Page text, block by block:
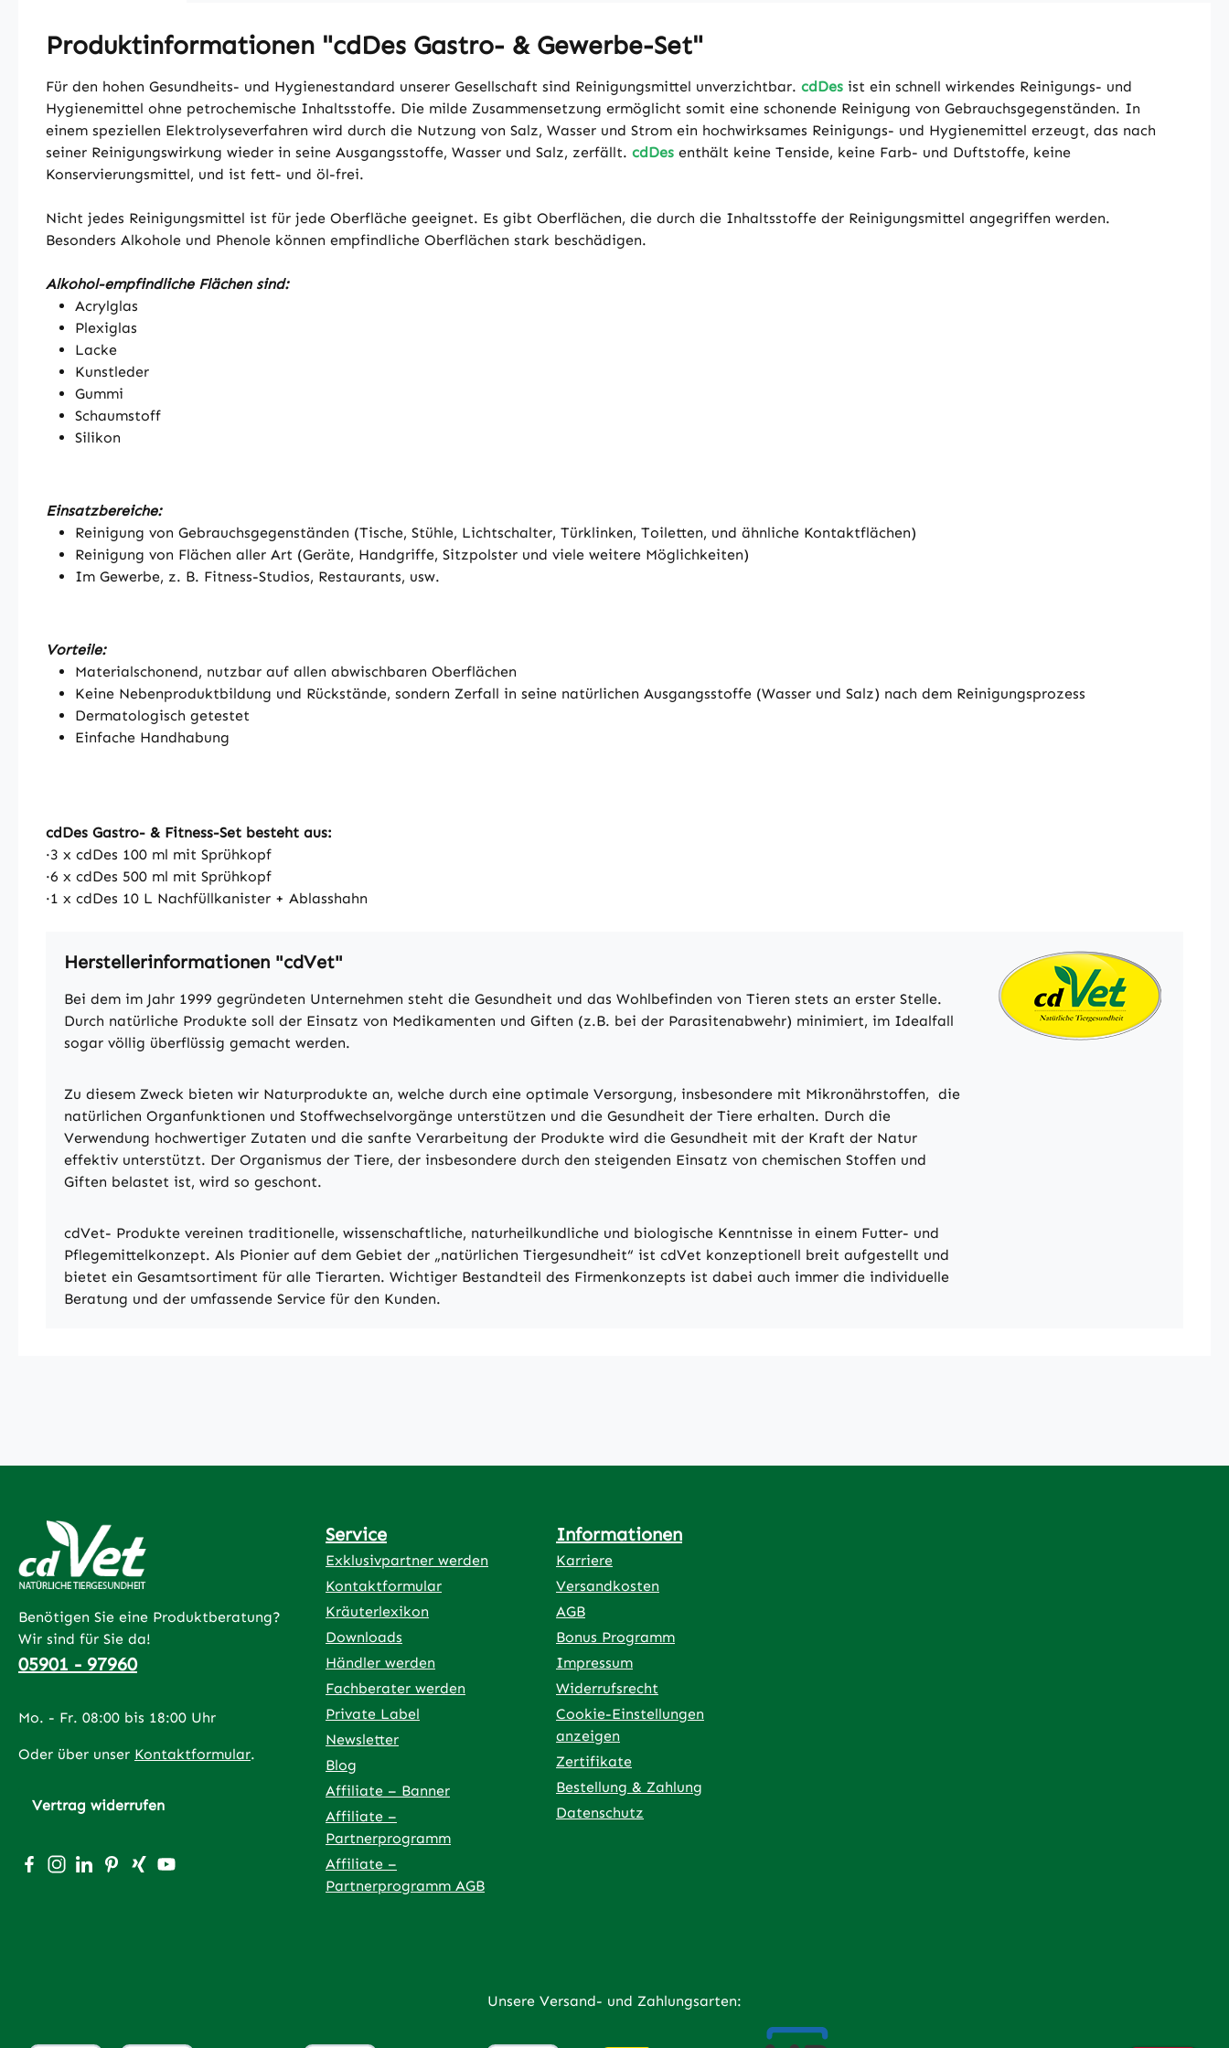
Produktinformationen "cdDes Gastro- & Gewerbe-Set"
Für den hohen Gesundheits- und Hygienestandard unserer Gesellschaft sind Reinigungsmittel unverzichtbar. cdDes ist ein schnell wirkendes Reinigungs- und
Hygienemittel ohne petrochemische Inhaltsstoffe. Die milde Zusammensetzung ermöglicht somit eine schonende Reinigung von Gebrauchsgegenständen. In
einem speziellen Elektrolyseverfahren wird durch die Nutzung von Salz, Wasser und Strom ein hochwirksames Reinigungs- und Hygienemittel erzeugt, das nach
seiner Reinigungswirkung wieder in seine Ausgangsstoffe, Wasser und Salz, zerfällt. cdDes enthält keine Tenside, keine Farb- und Duftstoffe, keine
Konservierungsmittel, und ist fett- und öl-frei.
Nicht jedes Reinigungsmittel ist für jede Oberfläche geeignet. Es gibt Oberflächen, die durch die Inhaltsstoffe der Reinigungsmittel angegriffen werden.
Besonders Alkohole und Phenole können empfindliche Oberflächen stark beschädigen.
Alkohol-empfindliche Flächen sind:
Acrylglas
Plexiglas
Lacke
Kunstleder
Gummi
Schaumstoff
Silikon
Einsatzbereiche:
Reinigung von Gebrauchsgegenständen (Tische, Stühle, Lichtschalter, Türklinken, Toiletten, und ähnliche Kontaktflächen)
Reinigung von Flächen aller Art (Geräte, Handgriffe, Sitzpolster und viele weitere Möglichkeiten)
Im Gewerbe, z. B. Fitness-Studios, Restaurants, usw.
Vorteile:
Materialschonend, nutzbar auf allen abwischbaren Oberflächen
Keine Nebenproduktbildung und Rückstände, sondern Zerfall in seine natürlichen Ausgangsstoffe (Wasser und Salz) nach dem Reinigungsprozess
Dermatologisch getestet
Einfache Handhabung
cdDes Gastro- & Fitness-Set besteht aus:
·3 x cdDes 100 ml mit Sprühkopf
·6 x cdDes 500 ml mit Sprühkopf
·1 x cdDes 10 L Nachfüllkanister + Ablasshahn
Herstellerinformationen "cdVet"
Bei dem im Jahr 1999 gegründeten Unternehmen steht die Gesundheit und das Wohlbefinden von Tieren stets an erster Stelle.
Durch natürliche Produkte soll der Einsatz von Medikamenten und Giften (z.B. bei der Parasitenabwehr) minimiert, im Idealfall
sogar völlig überflüssig gemacht werden.
Zu diesem Zweck bieten wir Naturprodukte an, welche durch eine optimale Versorgung, insbesondere mit Mikronährstoffen, die
natürlichen Organfunktionen und Stoffwechselvorgänge unterstützen und die Gesundheit der Tiere erhalten. Durch die
Verwendung hochwertiger Zutaten und die sanfte Verarbeitung der Produkte wird die Gesundheit mit der Kraft der Natur
effektiv unterstützt. Der Organismus der Tiere, der insbesondere durch den steigenden Einsatz von chemischen Stoffen und
Giften belastet ist, wird so geschont.
cdVet- Produkte vereinen traditionelle, wissenschaftliche, naturheilkundliche und biologische Kenntnisse in einem Futter- und
Pflegemittelkonzept. Als Pionier auf dem Gebiet der „natürlichen Tiergesundheit“ ist cdVet konzeptionell breit aufgestellt und
bietet ein Gesamtsortiment für alle Tierarten. Wichtiger Bestandteil des Firmenkonzepts ist dabei auch immer die individuelle
Beratung und der umfassende Service für den Kunden.
Benötigen Sie eine Produktberatung?
Wir sind für Sie da!
05901 - 97960
Mo. - Fr. 08:00 bis 18:00 Uhr
Oder über unser Kontaktformular.
Vertrag widerrufen
Besuche uns auf Facebook – öffnet in neuem Tab (externer Link)
Schau auf Instagram vorbei – öffnet in neuem Tab (externer Link)
Vernetze dich mit uns auf LinkedIn – öffnet in neuem Tab (externer Link)
Lass dich auf Pinterest inspirieren – öffnet in neuem Tab (externer Link)
Vernetze dich mit uns auf Xing – öffnet in neuem Tab (externer Link)
Sieh dir unsere Videos auf YouTube an – öffnet in neuem Tab (externer Link)
Service
Exklusivpartner werden
Kontaktformular
Kräuterlexikon
Downloads
Händler werden
Fachberater werden
Private Label
Newsletter
Blog
Affiliate – Banner
Affiliate –
Partnerprogramm
Affiliate –
Partnerprogramm AGB
Informationen
Karriere
Versandkosten
AGB
Bonus Programm
Impressum
Widerrufsrecht
Cookie-Einstellungen
anzeigen
Zertifikate
Bestellung & Zahlung
Datenschutz
Unsere Versand- und Zahlungsarten: